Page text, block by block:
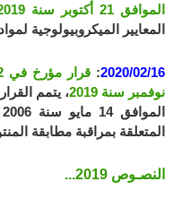
الموافق 21 أكتوبر سنة 2019
المعايير الميكروبيولوجية
2020/02/16
:
نوفمبر سنة 2019
المتعلقة بمراقبة مطابقة
النصـوص 2019...